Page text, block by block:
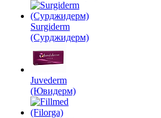
Surgiderm
(Сурджидерм)
Juvederm
(Ювидерм)